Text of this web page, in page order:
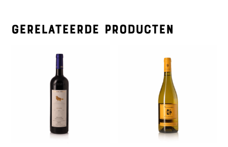
Gerelateerde producten